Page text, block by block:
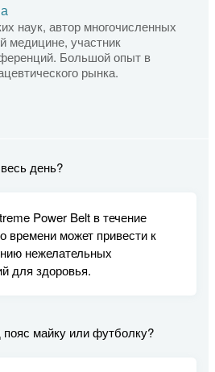
наук, автор многочисленных
медицине, участник
Большой опыт в
рынка.
день?
Power Belt в течение
времени может привести к
нежелательных
для здоровья.
майку или футболку?